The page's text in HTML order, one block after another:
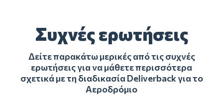
Συχνές ερωτήσεις
Δείτε παρακάτω μερικές από τις συχνές
ερωτήσεις για να μάθετε περισσότερα
σχετικά με τη διαδικασία Deliverback για το
Αεροδρόμιο